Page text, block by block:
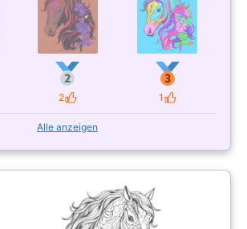
2
Likes 1Likes
Alle anzeigen